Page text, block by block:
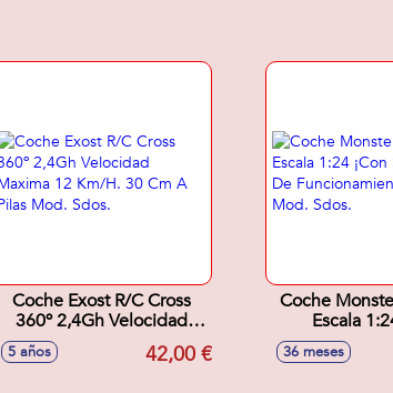
Coche Exost R/C Cross
360º 2,4Gh Velocidad
Maxima 12 Km/H. 30 Cm
A Pilas Mod. Sdos.
5 años 42,00 €
Coche
Escala
36 meses